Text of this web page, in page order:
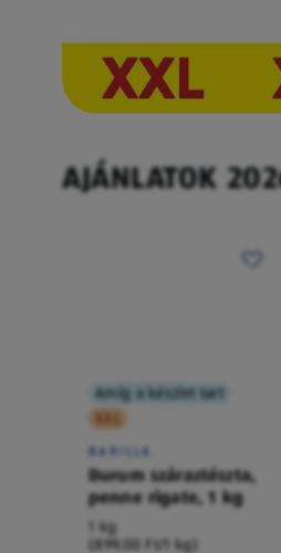
AJÁNLATOK
Amíg a készlet tart
XXL
BARILLA
Durum száraztészta,
penne rigate, 1 kg
1 kg
(899,00 Ft/1 kg)